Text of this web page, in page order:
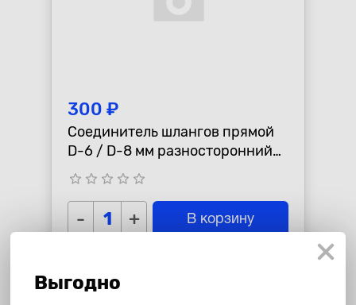
300 ₽
Соединитель шлангов прямой
D-6 / D-8 мм разносторонний
AUTO-GUR GRS68
star_border star_border star_border star_border star_border
- + В корзину
Выгодно